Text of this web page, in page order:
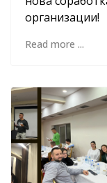
организации!
Read more ...